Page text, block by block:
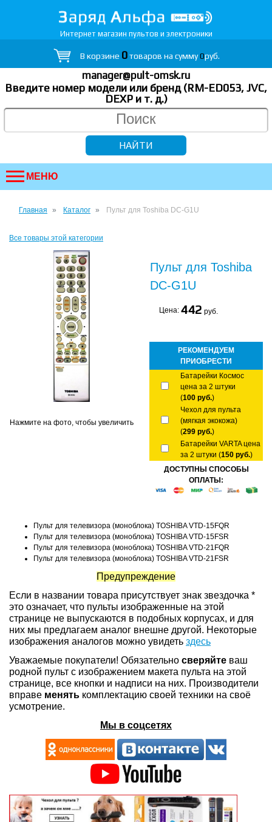
Интернет магазин пультов и электроники
В корзине 0товаров на сумму0руб.
manager@pult-omsk.ru
Введите номер модели или бренд (RM-ED053, JVC,
DEXP и т. д.)
МЕНЮ
Главная Каталог Пульт для Toshiba DC-G1U
Все товары этой категории
Нажмите на фото, чтобы увеличить
Пульт для Toshiba
DC-G1U
Цена: 442 руб.
РЕКОМЕНДУЕМ
ПРИОБРЕСТИ
Батарейки Космос
цена за 2 штуки
(100 руб.)
Чехол для пульта
(мягкая экокожа)
(299 руб.)
Батарейки VARTA цена
за 2 штуки (150 руб.)
ДОСТУПНЫ СПОСОБЫ
ОПЛАТЫ:
Пульт для телевизора (моноблока) TOSHIBA VTD-15FQR
Пульт для телевизора (моноблока) TOSHIBA VTD-15FSR
Пульт для телевизора (моноблока) TOSHIBA VTD-21FQR
Пульт для телевизора (моноблока) TOSHIBA VTD-21FSR
Предупреждение
Если в названии товара присутствует знак звездочка *
это означает, что пульты изображенные на этой
странице не выпускаются в подобных корпусах, и для
них мы предлагаем аналог внешне другой. Некоторые
изображения аналогов можно увидеть здесь
Уважаемые покупатели! Обязательно сверяйте ваш
родной пульт с изображением макета пульта на этой
странице, все кнопки и надписи на них. Производители
вправе менять комплектацию своей техники на своё
усмотрение.
Мы в соцсетях